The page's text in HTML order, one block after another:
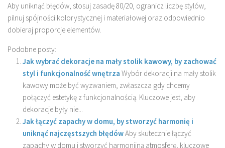
Aby uniknąć błędów, stosuj zasadę 80/20, ogranicz liczbę stylów,
pilnuj spójności kolorystycznej i materiałowej oraz odpowiednio
dobieraj proporcje elementów.
Podobne posty:
Jak wybrać dekoracje na mały stolik kawowy, by zachować
styl i funkcjonalność wnętrza Wybór dekoracji na mały stolik
kawowy może być wyzwaniem, zwłaszcza gdy chcemy
połączyć estetykę z funkcjonalnością. Kluczowe jest, aby
dekoracje były nie...
Jak łączyć zapachy w domu, by stworzyć harmonię i
uniknąć najczęstszych błędówAby skutecznie łączyć
zapachy w domu i stworzyć harmonijną atmosferę, kluczowe